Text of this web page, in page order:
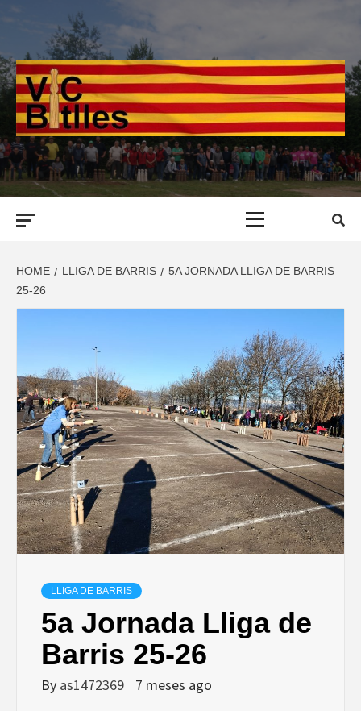
HOME LLIGA DE BARRIS
5A JORNADA LLIGA DE BARRIS
25-26
LLIGA DE BARRIS
5a Jornada Lliga de
Barris 25-26
By as1472369 7 meses ago